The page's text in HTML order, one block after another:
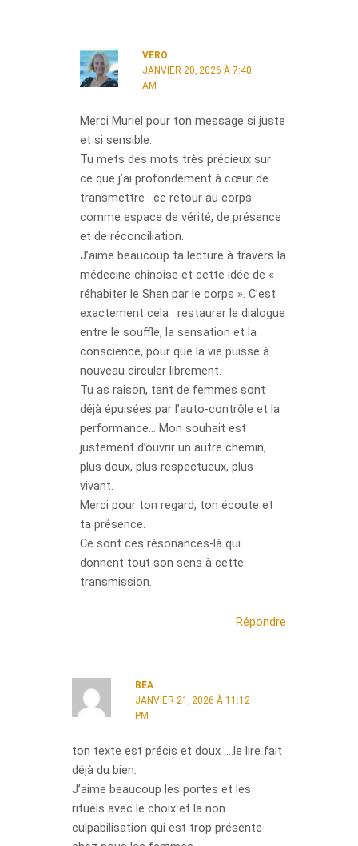
VÉRO
JANVIER 20, 2026 À 7:40
AM
Merci Muriel pour ton message si juste
et si sensible.
Tu mets des mots très précieux sur
ce que j’ai profondément à cœur de
transmettre : ce retour au corps
comme espace de vérité, de présence
et de réconciliation.
J’aime beaucoup ta lecture à travers la
médecine chinoise et cette idée de «
réhabiter le Shen par le corps ». C’est
exactement cela : restaurer le dialogue
entre le souffle, la sensation et la
conscience, pour que la vie puisse à
nouveau circuler librement.
Tu as raison, tant de femmes sont
déjà épuisées par l’auto-contrôle et la
performance… Mon souhait est
justement d’ouvrir un autre chemin,
plus doux, plus respectueux, plus
vivant.
Merci pour ton regard, ton écoute et
ta présence.
Ce sont ces résonances-là qui
donnent tout son sens à cette
transmission.
Répondre
BÉA
JANVIER 21, 2026 À 11:12
PM
ton texte est précis et doux ….le lire fait
déjà du bien.
J’aime beaucoup les portes et les
rituels avec le choix et la non
culpabilisation qui est trop présente